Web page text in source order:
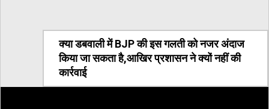
क्या डबवाली में BJP की इस गलती को नजर अंदाज
किया जा सकता है,आखिर प्रशासन ने क्यों नहीं की
कार्रवाई